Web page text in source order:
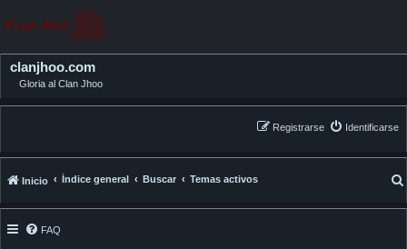
clanjhoo.com
Gloria al Clan Jhoo
Identificarse
Registrarse
Inicio Índice general Buscar Temas activos
FAQ